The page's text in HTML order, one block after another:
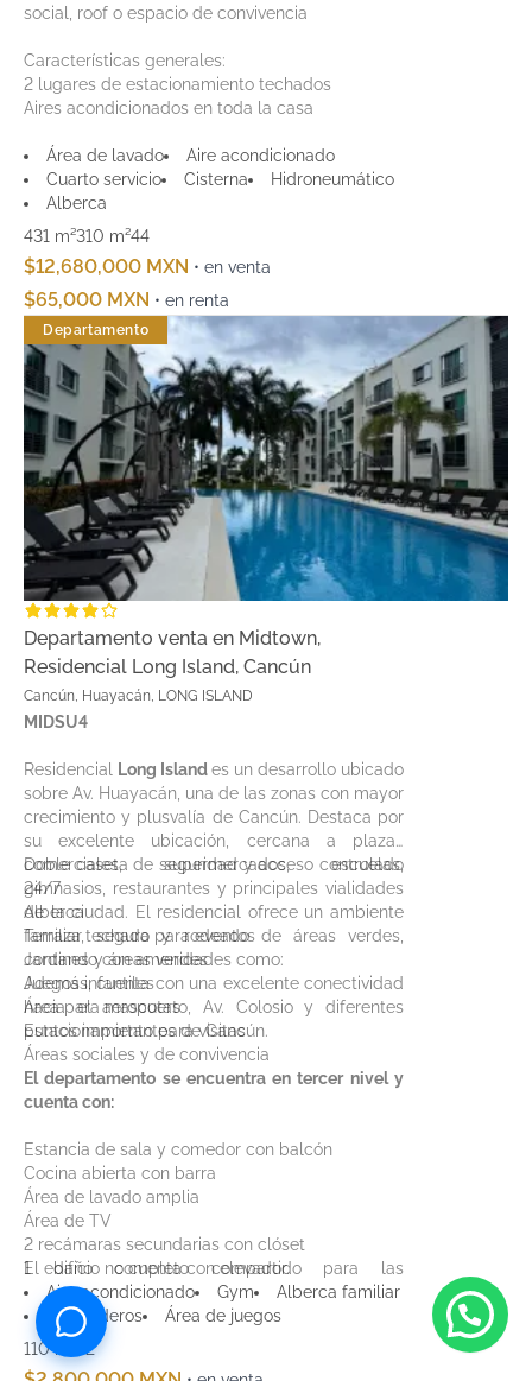
social, roof o espacio de convivencia
Características generales:
2 lugares de estacionamiento techados
Aires acondicionados en toda la casa
Área de lavado
Aire acondicionado
Cuarto servicio
Cisterna
Hidroneumático
Alberca
431 m²310 m²44
$12,680,000 MXN • en venta
$65,000 MXN • en renta
Departamento
Departamento venta en Midtown,
Residencial Long Island, Cancún
Cancún, Huayacán, LONG ISLAND
MIDSU4
Residencial Long Islandes un desarrollo ubicado
sobre Av. Huayacán, una de las zonas con mayor
crecimiento y plusvalía de Cancún. Destaca por
su excelente ubicación, cercana a plazas
comerciales, supermercados, escuelas,
gimnasios, restaurantes y principales vialidades
de la ciudad. El residencial ofrece un ambiente
familiar, seguro y rodeado de áreas verdes,
contando con amenidades como:
Doble caseta de seguridad y acceso controlado
24/7
Alberca
Terraza techada para eventos
Jardines y áreas verdes
Juegos infantiles
Área para mascotas
Estacionamiento para visitas
Áreas sociales y de convivencia
Además, cuenta con una excelente conectividad
hacia el aeropuerto, Av. Colosio y diferentes
puntos importantes de Cancún.
El departamento se encuentra en tercer nivel y
cuenta con:
Estancia de sala y comedor con balcón
Cocina abierta con barra
Área de lavado amplia
Área de TV
2 recámaras secundarias con clóset
1 baño completo compartido para las
recámaras secundarias
Recámara principal con clóset vestidor y baño
completo
Persianas y aires acondicionados en todo el
El edificio no cuenta con elevador.
Aire acondicionado
Gym
Alberca familiar
Asoleaderos
Área de juegos
110 m²
2